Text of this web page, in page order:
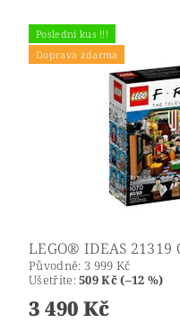
Poslední kus !!!
Doprava zdarma
LEGO® IDEAS 21319
Původně: 3 999 Kč
Ušetříte:509 Kč (–12 %)
3 490 Kč